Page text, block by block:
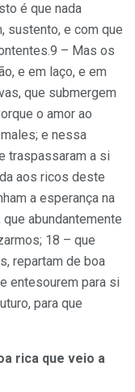
é que nada
sustento, e com que
– Mas os
e em laço, e em
que submergem
o amor ao
e nessa
traspassaram a si
aos ricos deste
a esperança na
abundantemente
18 – que
repartam de boa
entesourem para si
para que
rica que veio a